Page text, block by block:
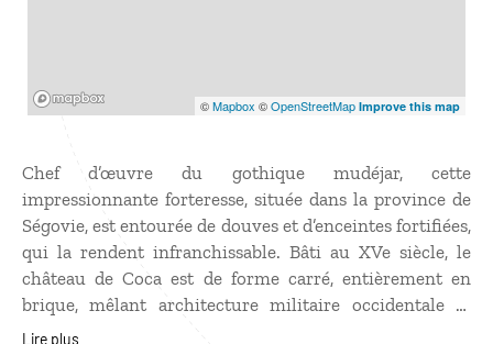
©Mapbox ©OpenStreetMap Improve this map
Chef d’œuvre du gothique mudéjar, cette
impressionnante forteresse, située dans la province de
Ségovie, est entourée de douves et d’enceintes fortifiées,
qui la rendent infranchissable. Bâti au XVe siècle, le
château de Coca est de forme carré, entièrement en
brique, mêlant architecture militaire occidentale et
arabe. L’intérieur abrite toutes sortes d’objets
Lire plus